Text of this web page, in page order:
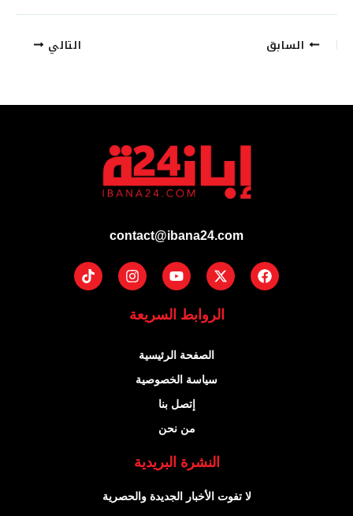
السابق التالي
contact@ibana24.com
Facebook
X-
twitter
Youtube
Instagram
Tiktok
الروابط السريعة
الصفحة الرئيسية
سياسة الخصوصية
إتصل بنا
من نحن
النشرة البريدية
لا تفوت الأخبار الجديدة والحصرية